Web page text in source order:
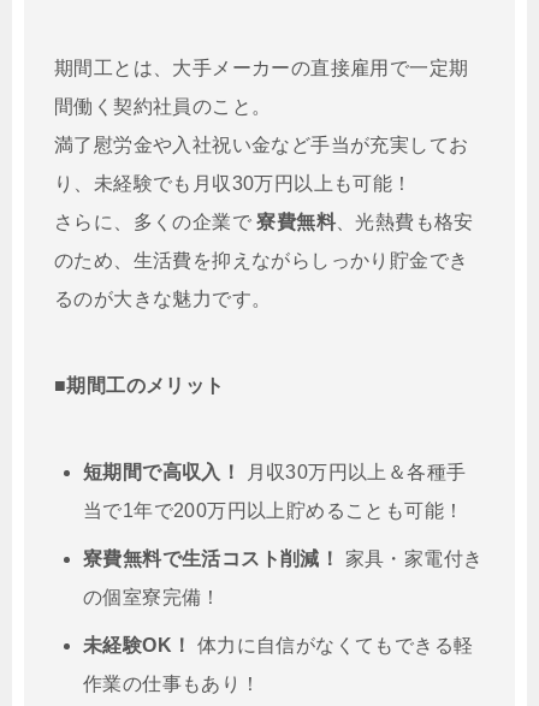
期間工とは、大手メーカーの直接雇用で一定期
間働く契約社員のこと。
満了慰労金や入社祝い金など手当が充実してお
り、未経験でも月収30万円以上も可能！
さらに、多くの企業で寮費無料 、光熱費も格安
のため、生活費を抑えながらしっかり貯金でき
るのが大きな魅力です。
■期間工のメリット
短期間で高収入！
月収30万円以上＆各種手
当で1年で200万円以上貯めることも可能！
寮費無料で生活コスト削減！
家具・家電付き
の個室寮完備！
未経験OK！
体力に自信がなくてもできる軽
作業の仕事もあり！